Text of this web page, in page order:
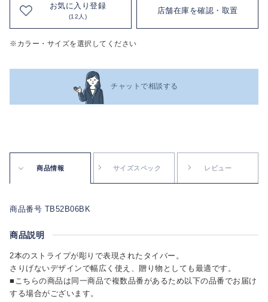
お気に入り登録
(12人)
店舗在庫を確認・取置
※カラー・サイズを選択してください
チャットで相談する
商品情報 サイズスペック レビュー
商品番号 TB52B06BK
商品説明
2本のストライプが彫りで表現されたタイバー。
さりげないデザインで幅広く使え、贈り物としても最適です。
■こちらの商品は同一商品で複数品番があるため以下の品番でお届け
する場合がございます。